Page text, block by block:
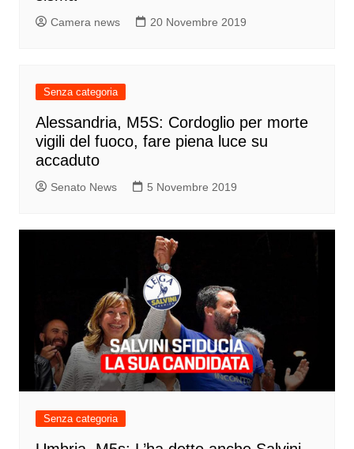
Camera news 20 Novembre 2019
Senza categoria
Alessandria, M5S: Cordoglio per morte
vigili del fuoco, fare piena luce su
accaduto
Senato News 5 Novembre 2019
Senza categoria